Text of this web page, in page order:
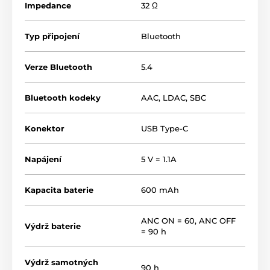
kvalitnémikrofóny s AI
technológiou pre potlačenie
dokonalá zrozumiteľnosť hovorov cez slúchadlá
Potlačenie hluku ANC a
Impedance 32 Ω
Typ připojení Bluetooth
Verze Bluetooth 5.4
Bluetooth kodeky AAC, LDAC, SBC
Konektor USB Type-C
Napájení 5 V = 1.1A
Kapacita baterie 600 mAh
Výdrž baterie
ANC ON = 60, ANC OFF
= 90 h
Výdrž samotných
90 h